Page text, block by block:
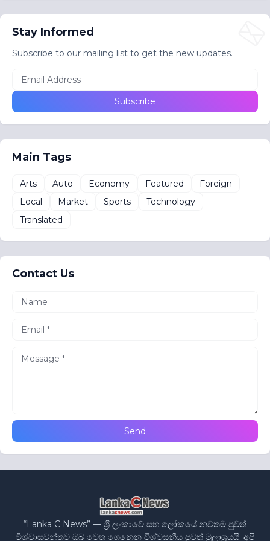
Stay Informed
Subscribe to our mailing list to get the new updates.
Main Tags
Arts Auto Economy Featured
Foreign
Local
Market Sports
Technology
Translated
Contact Us
“Lanka C News” — ශ්‍රී ලංකාවේ සහ ලෝකයේ නවතම පුවත්
විශ්වාසවන්තව ඔබ වෙත ගෙනෙන විශ්වසනීය පුවත් මූලාශ්‍රයයි. අපි